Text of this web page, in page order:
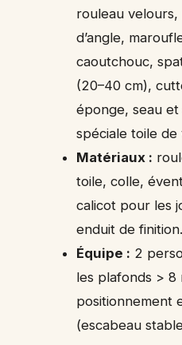
rouleau velours,
d’angle,
caoutchouc,
(20–40 cm),
éponge, seau
spéciale toile de
Matériaux :
toile, colle,
calicot pour les
enduit de finition.
Équipe : 2
les plafonds > 8
positionnement
(escabeau